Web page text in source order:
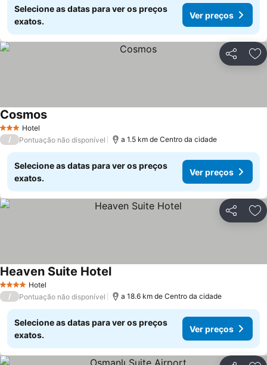
Selecione as datas para ver os preços
exatos.
Ver preços
Partilhar
3 EstrelasHotel
Cosmos
/ Pontuação não disponível a 1.5 km de Centro da cidade
Selecione as datas para ver os preços
exatos.
Ver preços
Partilhar
4 EstrelasHotel
Heaven Suite Hotel
/ Pontuação não disponível a 18.6 km de Centro da cidade
Selecione as datas para ver os preços
exatos.
Ver preços